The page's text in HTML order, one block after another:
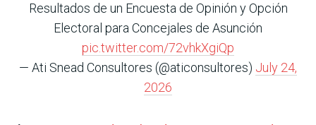
Resultados de un Encuesta de Opinión y Opción
Electoral para Concejales de Asunción
pic.twitter.com/72vhkXgiQp
— Ati Snead Consultores (@aticonsultores) July 24,
2026